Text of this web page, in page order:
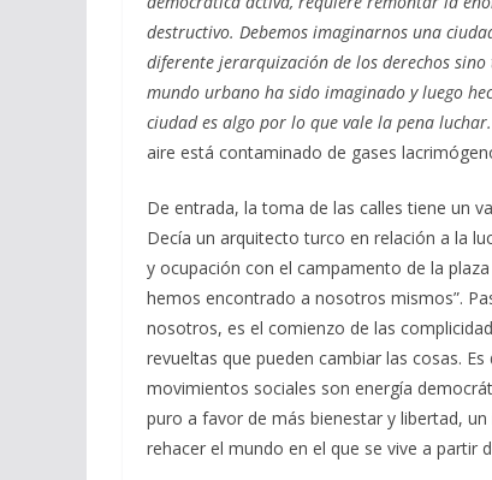
destructivo. Debemos imaginarnos una
diferente jerarquización de los derechos
mundo urbano ha sido imaginado y luego
ciudad es algo por lo que vale la pena
aire está contaminado de gases
De entrada, la toma de las calles tiene un
Decía un arquitecto turco en relación a la
y ocupación con el campamento de la plaza
hemos encontrado a nosotros mismos”.
nosotros, es el comienzo de las
revueltas que pueden cambiar las cosas. Es
movimientos sociales son energía
puro a favor de más bienestar y libertad,
rehacer el mundo en el que se vive a partir